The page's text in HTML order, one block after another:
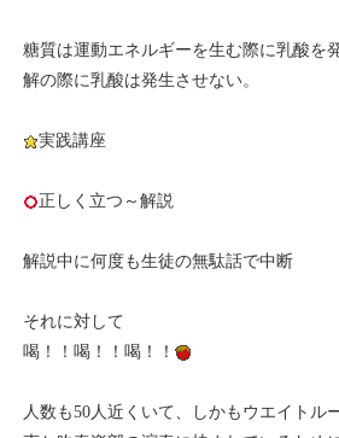
糖質は運動エネルギーを生む際に乳酸を
解の際に乳酸は発生させない。
実践講座
正しく立つ～解説
解説中に何度も生徒の無駄話で中断
それに対して
喝！！喝！！喝！！
人数も50人近くいて、しかもウエイトル